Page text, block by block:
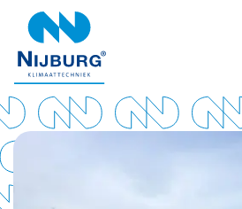
overslaan